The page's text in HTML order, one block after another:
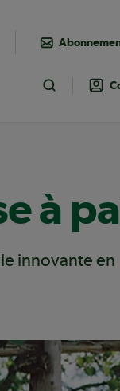
Toggle
à
innovante en